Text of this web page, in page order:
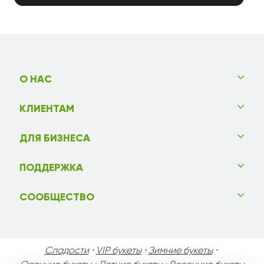
О НАС
КЛИЕНТАМ
ДЛЯ БИЗНЕСА
ПОДДЕРЖКА
СООБЩЕСТВО
Сладости• VIP букеты• Зимние букеты•